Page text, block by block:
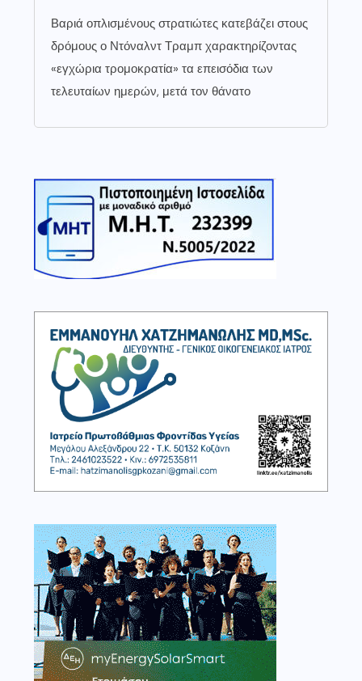
Βαριά οπλισμένους στρατιώτες κατεβάζει στους
δρόμους ο Ντόναλντ Τραμπ χαρακτηρίζοντας
«εγχώρια τρομοκρατία» τα επεισόδια των
τελευταίων ημερών, μετά τον θάνατο